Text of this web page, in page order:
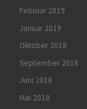
Februar 2019
Januar 2019
Oktober 2018
September 2018
Juni 2018
Mai 2018